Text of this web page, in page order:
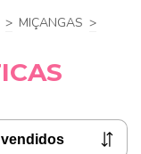
> MIÇANGAS >